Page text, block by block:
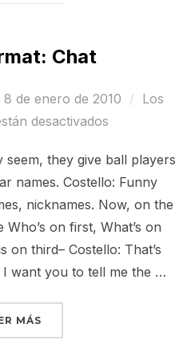
Chat
Publicado
el
8 de enero de 2010
Los
desactivados
seem, they give ball players
names. Costello: Funny
nicknames. Now, on the
on first, What’s on
on third– Costello: That’s
want you to tell me the …
MÁS«POST FORMAT: CHAT»